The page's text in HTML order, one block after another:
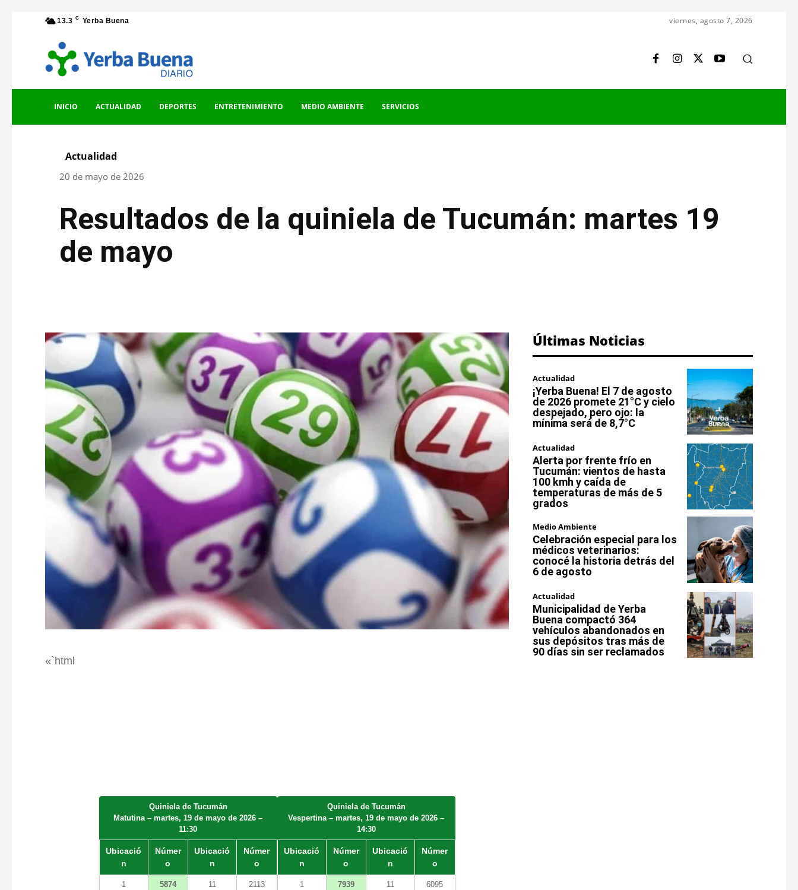
13.3 C Yerba Buena viernes, agosto 7, 2026
INICIO ACTUALIDAD DEPORTES ENTRETENIMIENTO MEDIO AMBIENTE SERVICIOS
Actualidad
20 de mayo de 2026
Resultados de la quiniela de Tucumán: martes 19
de mayo
«`html
Quiniela de Tucumán
Matutina – martes, 19 de mayo de 2026 –
11:30
Ubicació
n
Númer
o
Ubicació
n
Númer
o
1 5874 11 2113
Quiniela de Tucumán
Vespertina – martes, 19 de mayo de 2026 –
14:30
Ubicació
n
Númer
o
Ubicació
n
Númer
o
1 7939 11 6095
Últimas Noticias
Actualidad
¡Yerba Buena! El 7 de agosto
de 2026 promete 21°C y cielo
despejado, pero ojo: la
mínima será de 8,7°C
Actualidad
Alerta por frente frío en
Tucumán: vientos de hasta
100 kmh y caída de
temperaturas de más de 5
grados
Medio Ambiente
Celebración especial para los
médicos veterinarios:
conocé la historia detrás del
6 de agosto
Actualidad
Municipalidad de Yerba
Buena compactó 364
vehículos abandonados en
sus depósitos tras más de
90 días sin ser reclamados